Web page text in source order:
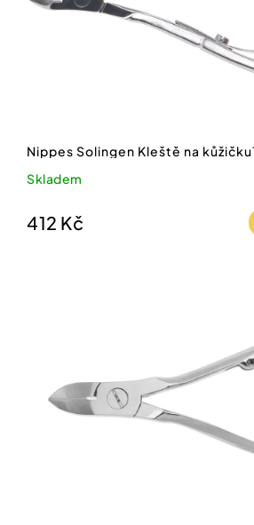
Nippes Solingen Kleště na
Skladem
412 Kč